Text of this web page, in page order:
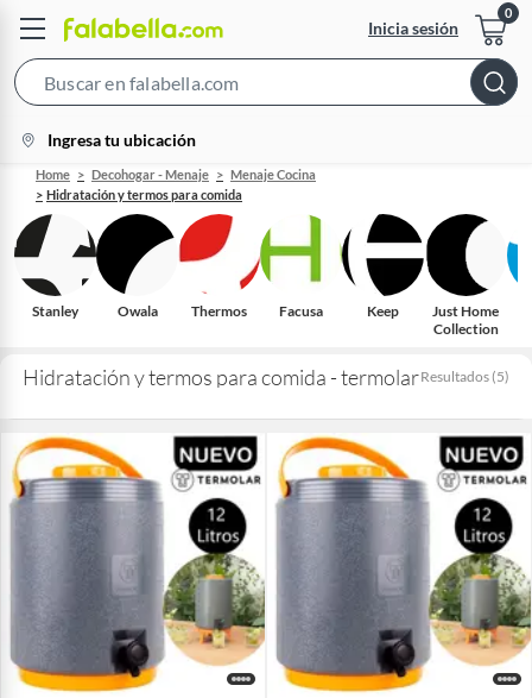
Inicia sesión
Bar
location-
icon
Ingresa tu ubicación
Home Decohogar - Menaje
Menaje Cocina
Hidratación y termos para comida
Stanley Owala Thermos Facusa Keep
Just Home
Collection
Hidratación y termos para comida - termolarResultados (5)